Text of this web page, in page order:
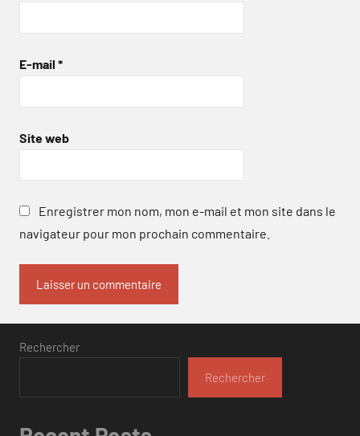
E-mail *
Site web
Enregistrer mon nom, mon e-mail et mon site dans le
navigateur pour mon prochain commentaire.
Rechercher
Rechercher